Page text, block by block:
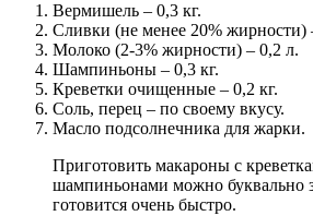
Вермишель – 0,3 кг.
Сливки (не менее 20% жирности)
Молоко (2-3% жирности) – 0,2 л.
Шампиньоны – 0,3 кг.
Креветки очищенные – 0,2 кг.
Соль, перец – по своему вкусу.
Масло подсолнечника для жарки.
Приготовить макароны с
шампиньонами можно буквально
готовится очень быстро.